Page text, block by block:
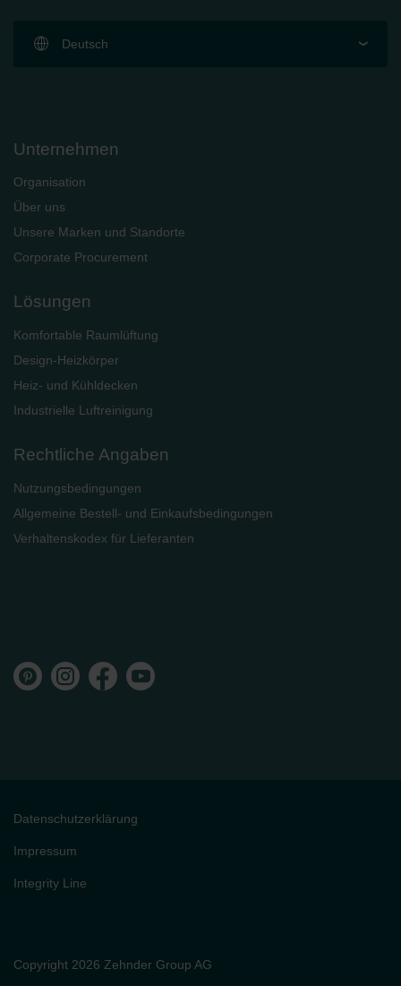
Deutsch
Unternehmen
Organisation
Über uns
Unsere Marken und Standorte
Corporate Procurement
Lösungen
Komfortable Raumlüftung
Design-Heizkörper
Heiz- und Kühldecken
Industrielle Luftreinigung
Rechtliche Angaben
Nutzungsbedingungen
Allgemeine Bestell- und Einkaufsbedingungen
Verhaltenskodex für Lieferanten
Copyright 2026 Zehnder Group AG
Datenschutzerklärung
Impressum
Integrity Line